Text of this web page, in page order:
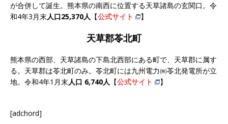
が合併して誕生。熊本県の南西に位置する天草諸島の玄関口。令
和4年3月末人口25,370人 【公式サイト 】
天草郡苓北町
熊本県の西部、天草諸島の下島北西部にある町で、天草郡に属す
る。天草郡は苓北町のみ。苓北町には九州電力㈱苓北発電所が立
地。令和4年1月末人口 6,740人 【公式サイト 】
[adchord]